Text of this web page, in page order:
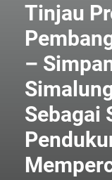
Tinjau
–
Sebagai